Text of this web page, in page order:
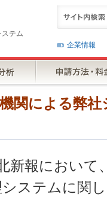
テム
企業情報
関による弊社
新報において
ステムに関